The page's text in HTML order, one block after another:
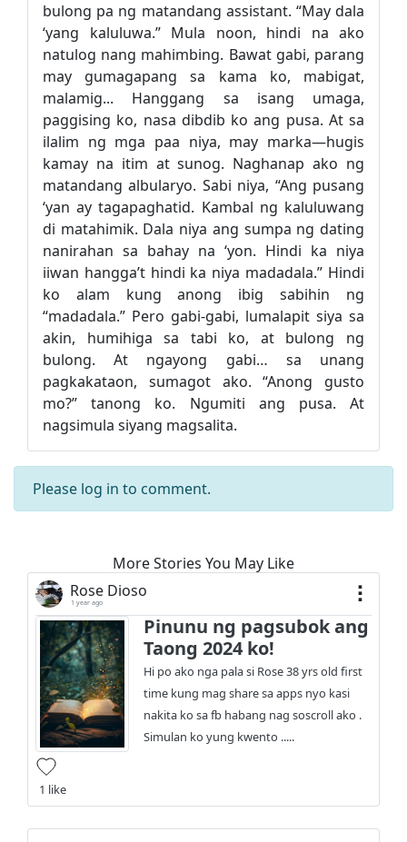
bulong pa ng matandang assistant. “May dala
‘yang kaluluwa.” Mula noon, hindi na ako
natulog nang mahimbing. Bawat gabi, parang
may gumagapang sa kama ko, mabigat,
malamig... Hanggang sa isang umaga,
paggising ko, nasa dibdib ko ang pusa. At sa
ilalim ng mga paa niya, may marka—hugis
kamay na itim at sunog. Naghanap ako ng
matandang albularyo. Sabi niya, “Ang pusang
‘yan ay tagapaghatid. Kambal ng kaluluwang
di matahimik. Dala niya ang sumpa ng dating
nanirahan sa bahay na ‘yon. Hindi ka niya
iiwan hangga’t hindi ka niya madadala.” Hindi
ko alam kung anong ibig sabihin ng
“madadala.” Pero gabi-gabi, lumalapit siya sa
akin, humihiga sa tabi ko, at bulong ng
bulong. At ngayong gabi… sa unang
pagkakataon, sumagot ako. “Anong gusto
mo?” tanong ko. Ngumiti ang pusa. At
nagsimula siyang magsalita.
Please log in to comment.
More Stories You May Like
Rose Dioso
1 year ago
Pinunu ng pagsubok ang
Taong 2024 ko!
Hi po ako nga pala si Rose 38 yrs old first
time kung mag share sa apps nyo kasi
nakita ko sa fb habang nag soscroll ako .
Simulan ko yung kwento .....
1 like